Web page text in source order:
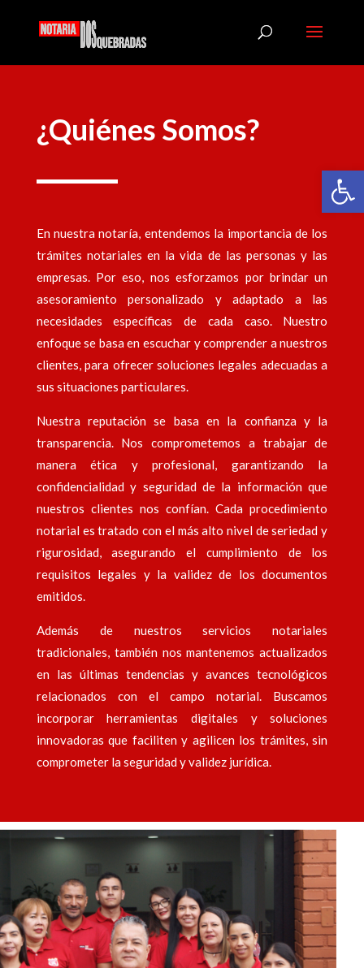
¿Quiénes Somos?
En nuestra notaría, entendemos la importancia de los
trámites notariales en la vida de las personas y las
empresas. Por eso, nos esforzamos por brindar un
asesoramiento personalizado y adaptado a las
necesidades específicas de cada caso. Nuestro
enfoque se basa en escuchar y comprender a nuestros
clientes, para ofrecer soluciones legales adecuadas a
sus situaciones particulares.
Nuestra reputación se basa en la confianza y la
transparencia. Nos comprometemos a trabajar de
manera ética y profesional, garantizando la
confidencialidad y seguridad de la información que
nuestros clientes nos confían. Cada procedimiento
notarial es tratado con el más alto nivel de seriedad y
rigurosidad, asegurando el cumplimiento de los
requisitos legales y la validez de los documentos
emitidos.
Además de nuestros servicios notariales
tradicionales, también nos mantenemos actualizados
en las últimas tendencias y avances tecnológicos
relacionados con el campo notarial. Buscamos
incorporar herramientas digitales y soluciones
innovadoras que faciliten y agilicen los trámites, sin
comprometer la seguridad y validez jurídica.